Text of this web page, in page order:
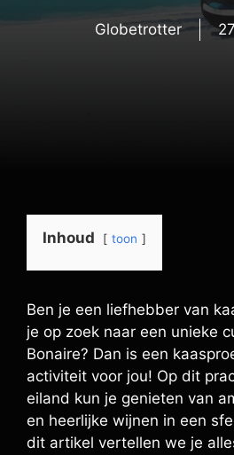
Globetrotter
Inhoud toon
Ben je een liefhebber van
je op zoek naar een unieke
Bonaire? Dan is een
activiteit voor jou! Op dit
eiland kun je genieten van
en heerlijke wijnen in een
dit artikel vertellen we je